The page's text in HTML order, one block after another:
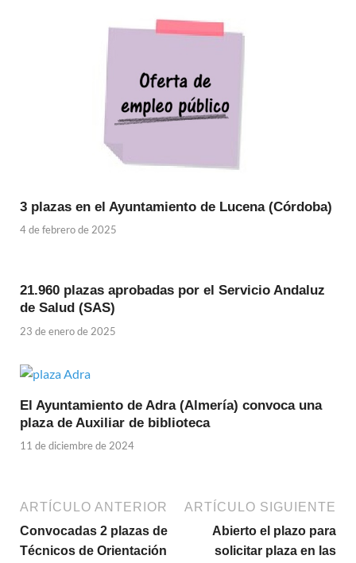
3 plazas en el Ayuntamiento de Lucena (Córdoba)
4 de febrero de 2025
21.960 plazas aprobadas por el Servicio Andaluz
de Salud (SAS)
23 de enero de 2025
El Ayuntamiento de Adra (Almería) convoca una
plaza de Auxiliar de biblioteca
11 de diciembre de 2024
ARTÍCULO ANTERIOR
Convocadas 2 plazas de
Técnicos de Orientación
ARTÍCULO SIGUIENTE
Abierto el plazo para
solicitar plaza en las